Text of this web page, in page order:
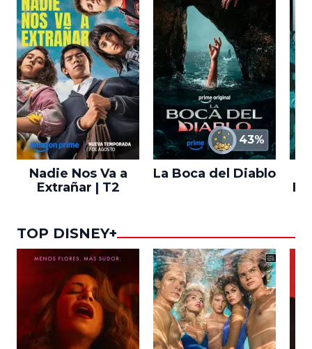
Nadie Nos Va a
Extrañar | T2
43%
La Boca del Diablo
TOP DISNEY+